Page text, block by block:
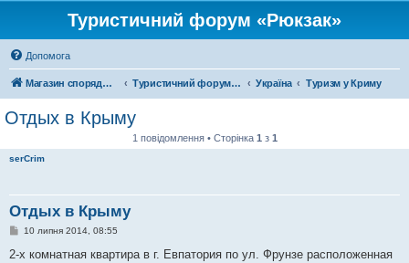
Туристичний форум «Рюкзак»
Допомога
Магазин спорядження Туристичний форум «Рюкзак» Україна Туризм у Криму
Отдых в Крыму
1 повідомлення • Сторінка 1 з 1
serCrim
Отдых в Крыму
П
в
10 липня 2014, 08:55
2-х комнатная квартира в г. Евпатория по ул. Фрунзе расположенная